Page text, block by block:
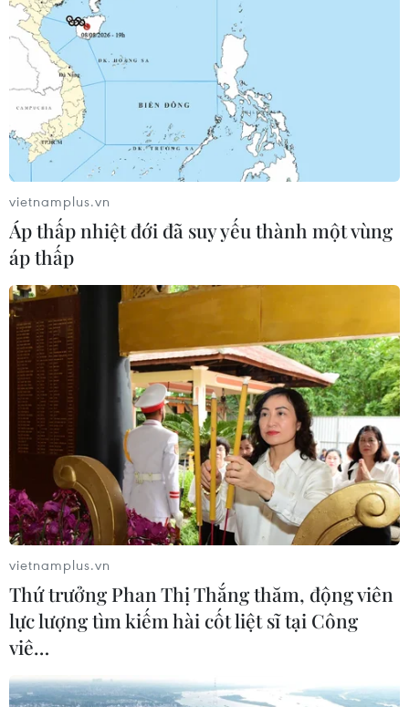
hệ thống rồi chiếm đoạt.
Xét xử hành vi lừa đảo hơn 1.085 tỷ đồng
của Huỳnh Thị Huyền Như
08/02/2018 06:23
Sau 2 năm điều tra lại, Viện Kiểm sát nhân dân Tối cao
giữ nguyên quan điểm truy tố Huỳnh Thị Huyền Như về
tội “Lừa đảo chiếm đoạt tài sản,” dự kiến phiên tòa xét
xử đến ngày 12/2.
vietnamplus.vn
Áp thấp nhiệt đới đã suy yếu thành một vùng
áp thấp
vietnamplus.vn
Thứ trưởng Phan Thị Thắng thăm, động viên
lực lượng tìm kiếm hài cốt liệt sĩ tại Công
viê…